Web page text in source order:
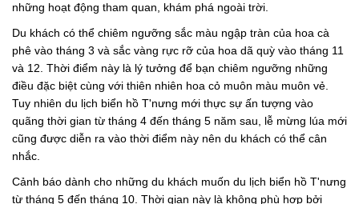
những hoạt động tham quan, khám phá ngoài trời.
Du khách có thể chiêm ngưỡng sắc màu ngập tràn của hoa cà
phê vào tháng 3 và sắc vàng rực rỡ của hoa dã quỳ vào tháng 11
và 12. Thời điểm này là lý tưởng để bạn chiêm ngưỡng những
điều đặc biệt cùng với thiên nhiên hoa cỏ muôn màu muôn vẻ.
Tuy nhiên du lịch biển hồ T'nưng mới thực sự ấn tượng vào
quãng thời gian từ tháng 4 đến tháng 5 năm sau, lễ mừng lúa mới
cũng được diễn ra vào thời điểm này nên du khách có thể cân
nhắc.
Cảnh báo dành cho những du khách muốn du lịch biển hồ T'nưng
từ tháng 5 đến tháng 10. Thời gian này là không phù hợp bởi